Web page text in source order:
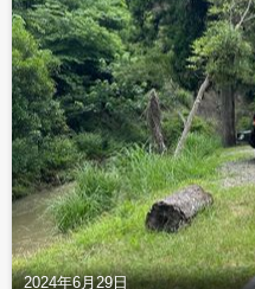
2024年6月29日